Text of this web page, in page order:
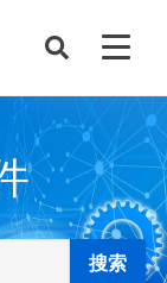
发
化